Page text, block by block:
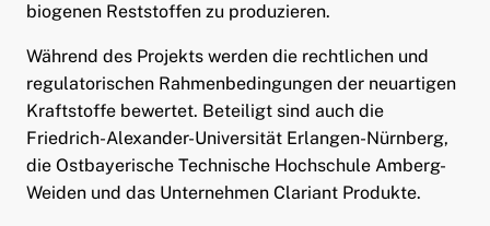
biogenen Reststoffen zu produzieren.
Während des Projekts werden die rechtlichen und
regulatorischen Rahmenbedingungen der neuartigen
Kraftstoffe bewertet. Beteiligt sind auch die
Friedrich-Alexander-Universität Erlangen-Nürnberg,
die Ostbayerische Technische Hochschule Amberg-
Weiden und das Unternehmen Clariant Produkte.